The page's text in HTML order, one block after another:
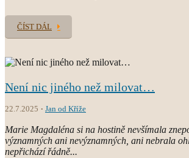
ČÍST DÁL
Není nic jiného než milovat…
22.7.2025 Jan od Kříže
Marie Magdaléna si na hostině nevšímala
významných ani nevýznamných, ani nebrala
nepřichází řádně...